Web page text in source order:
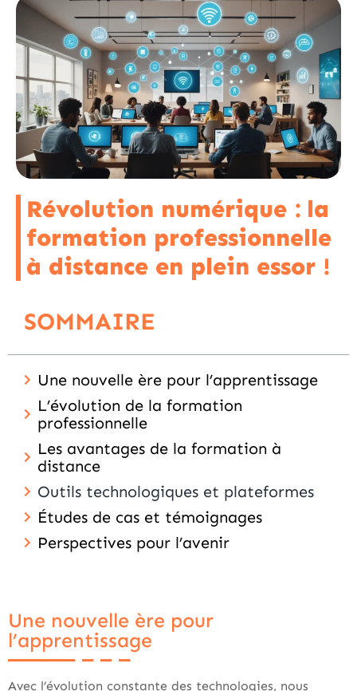
Révolution numérique : la
formation professionnelle
à distance en plein essor !
SOMMAIRE
Une nouvelle ère pour l’apprentissage
L’évolution de la formation
professionnelle
Les avantages de la formation à
distance
Outils technologiques et plateformes
Études de cas et témoignages
Perspectives pour l’avenir
Une nouvelle ère pour
l’apprentissage
Avec l’évolution constante des technologies, nous